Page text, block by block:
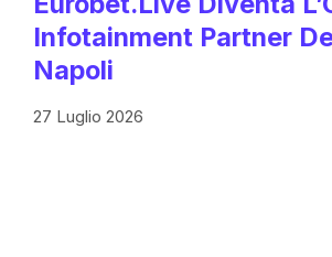
Infotainment Partner
Napoli
27 Luglio 2026